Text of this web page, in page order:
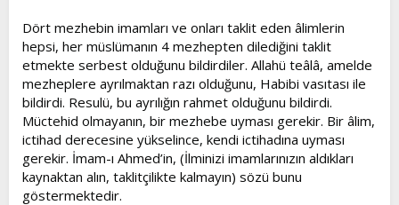
Dört mezhebin imamları ve onları taklit eden âlimlerin
hepsi, her müslümanın 4 mezhepten dilediğini taklit
etmekte serbest olduğunu bildirdiler. Allahü teâlâ, amelde
mezheplere ayrılmaktan razı olduğunu, Habibi vasıtası ile
bildirdi. Resulü, bu ayrılığın rahmet olduğunu bildirdi.
Müctehid olmayanın, bir mezhebe uyması gerekir. Bir âlim,
ictihad derecesine yükselince, kendi ictihadına uyması
gerekir. İmam-ı Ahmed’in, (İlminizi imamlarınızın aldıkları
kaynaktan alın, taklitçilikte kalmayın) sözü bunu
göstermektedir.